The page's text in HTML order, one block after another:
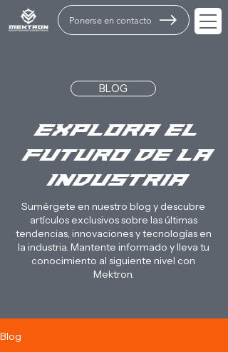
Ponerse en contacto
BLOG
Explora el
Futuro de la
Industria
Sumérgete en nuestro blog y descubre
artículos exclusivos sobre las últimas
tendencias, innovaciones y tecnologías en
la industria. Mantente informado y lleva tu
conocimiento al siguiente nivel con
Mektron.
Blog